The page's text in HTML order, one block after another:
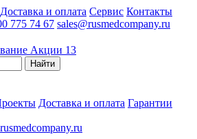
Доставка и оплата Сервис Контакты
775 74 67 sales@rusmedcompany.ru
Акции 13
Найти
Доставка и оплата Гарантии